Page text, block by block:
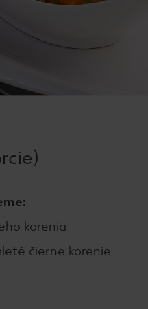
korenia
čierne korenie